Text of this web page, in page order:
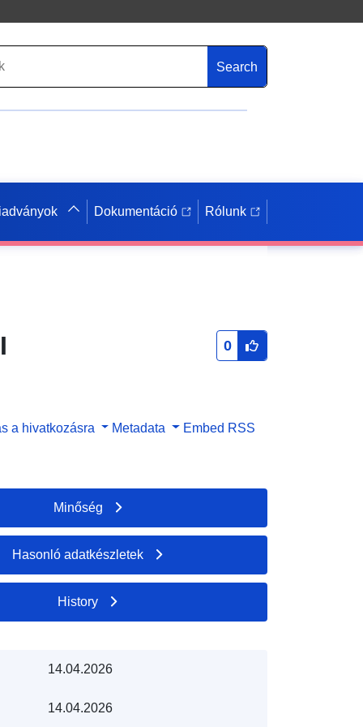
Search
Dokumentáció Rólunk
0
a hivatkozásra Metadata Embed RSS
Minőség
Hasonló adatkészletek
History
14.04.2026
14.04.2026